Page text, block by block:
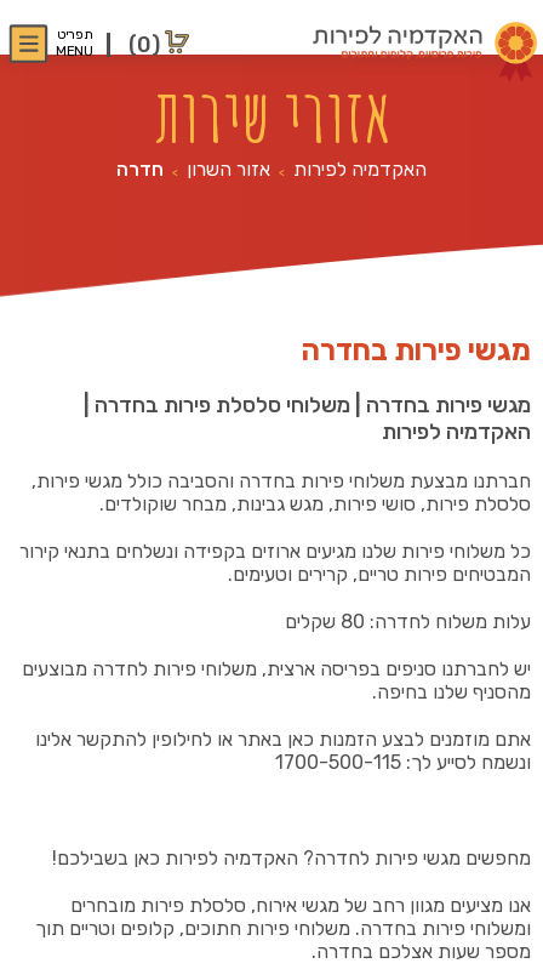
(0)
תפריט
MENU
אזורי שירות
האקדמיה לפירות > אזור השרון > חדרה
מגשי פירות בחדרה
מגשי פירות בחדרה | משלוחי סלסלת פירות בחדרה |
האקדמיה לפירות
חברתנו מבצעת משלוחי פירות בחדרה והסביבה כולל מגשי פירות,
סלסלת פירות, סושי פירות, מגש גבינות, מבחר שוקולדים.
כל משלוחי פירות שלנו מגיעים ארוזים בקפידה ונשלחים בתנאי קירור
המבטיחים פירות טריים, קרירים וטעימים.
עלות משלוח לחדרה: 80 שקלים
יש לחברתנו סניפים בפריסה ארצית, משלוחי פירות לחדרה מבוצעים
מהסניף שלנו בחיפה.
אתם מוזמנים לבצע הזמנות כאן באתר או לחילופין להתקשר אלינו
ונשמח לסייע לך: 1700-500-115
מחפשים מגשי פירות לחדרה? האקדמיה לפירות כאן בשבילכם!
אנו מציעים מגוון רחב של מגשי אירוח, סלסלת פירות מובחרים
ומשלוחי פירות בחדרה. משלוחי פירות חתוכים, קלופים וטריים תוך
מספר שעות אצלכם בחדרה.